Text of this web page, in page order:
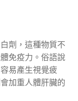
劑，這種物質不
免疫力。俗語說
易產生視覺疲
加重人體肝臟的